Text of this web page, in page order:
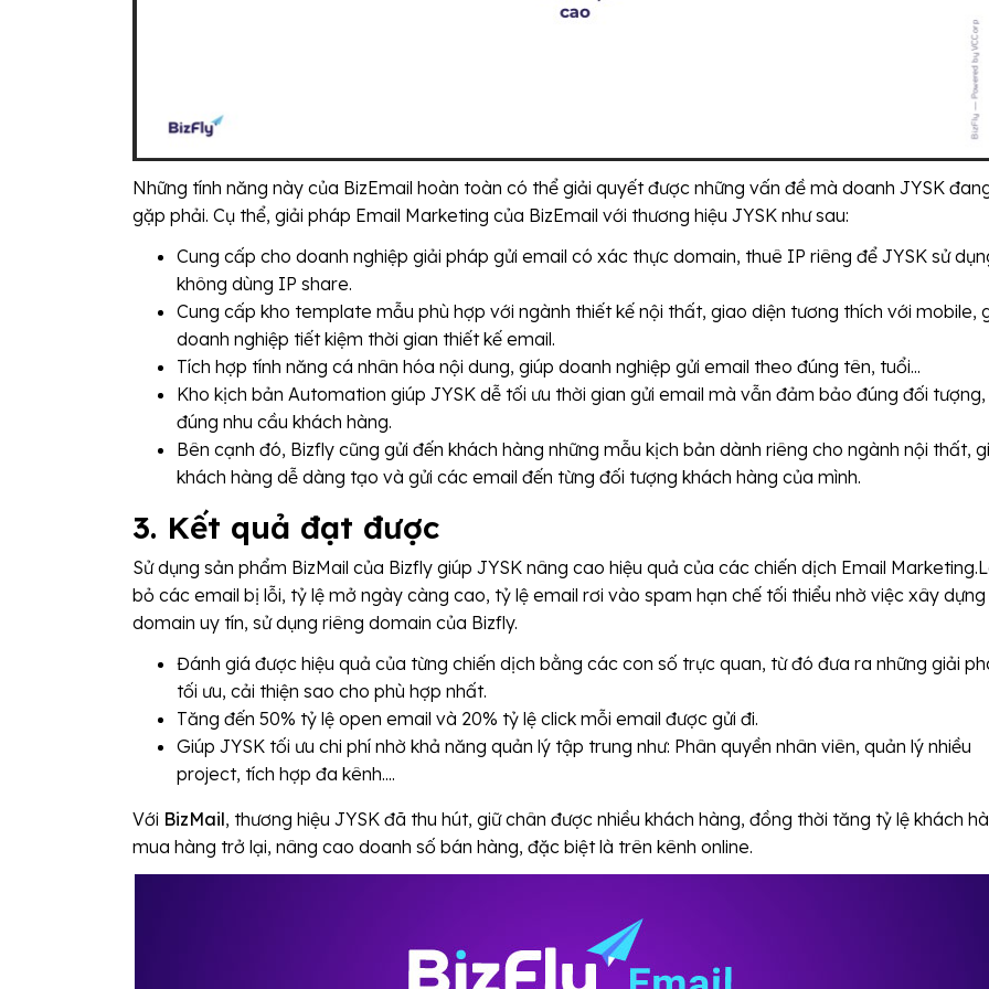
Những tính năng này của BizEmail hoàn toàn có thể giải quyết được những vấn đề mà doanh JYSK
gặp phải. Cụ thể, giải pháp Email Marketing của BizEmail với thương hiệu JYSK như sau:
Cung cấp cho doanh nghiệp giải pháp gửi email có xác thực domain, thuê IP riêng để JYSK sử
không dùng IP share.
Cung cấp kho template mẫu phù hợp với ngành thiết kế nội thất, giao diện tương thích với mobile,
doanh nghiệp tiết kiệm thời gian thiết kế email.
Tích hợp tính năng cá nhân hóa nội dung, giúp doanh nghiệp gửi email theo đúng tên, tuổi...
Kho kịch bản Automation giúp JYSK dễ tối ưu thời gian gửi email mà vẫn đảm bảo đúng đối tượng,
đúng nhu cầu khách hàng.
Bên cạnh đó, Bizfly cũng gửi đến khách hàng những mẫu kịch bản dành riêng cho ngành nội thất,
khách hàng dễ dàng tạo và gửi các email đến từng đối tượng khách hàng của mình.
3. Kết quả đạt được
Sử dụng sản phẩm BizMail của Bizfly giúp JYSK nâng cao hiệu quả của các chiến dịch Email
bỏ các email bị lỗi, tỷ lệ mở ngày càng cao, tỷ lệ email rơi vào spam hạn chế tối thiểu nhờ việc xây dựng
domain uy tín, sử dụng riêng domain của Bizfly.
Đánh giá được hiệu quả của từng chiến dịch bằng các con số trực quan, từ đó đưa ra những giải
tối ưu, cải thiện sao cho phù hợp nhất.
Tăng đến 50% tỷ lệ open email và 20% tỷ lệ click mỗi email được gửi đi.
Giúp JYSK tối ưu chi phí nhờ khả năng quản lý tập trung như: Phân quyền nhân viên, quản lý nhiều
project, tích hợp đa kênh....
Với BizMail, thương hiệu JYSK đã thu hút, giữ chân được nhiều khách hàng, đồng thời tăng tỷ lệ khách
mua hàng trở lại, nâng cao doanh số bán hàng, đặc biệt là trên kênh online.